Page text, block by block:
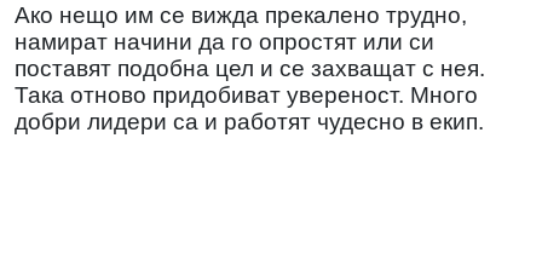
Ако нещо им се вижда прекалено трудно,
намират начини да го опростят или си
поставят подобна цел и се захващат с нея.
Така отново придобиват увереност. Много
добри лидери са и работят чудесно в екип.